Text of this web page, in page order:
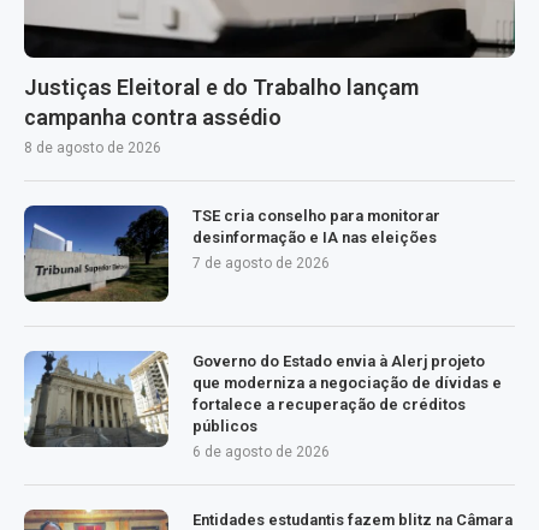
Justiças Eleitoral e do Trabalho lançam
campanha contra assédio
8 de agosto de 2026
TSE cria conselho para monitorar
desinformação e IA nas eleições
7 de agosto de 2026
Governo do Estado envia à Alerj projeto
que moderniza a negociação de dívidas e
fortalece a recuperação de créditos
públicos
6 de agosto de 2026
Entidades estudantis fazem blitz na Câmara